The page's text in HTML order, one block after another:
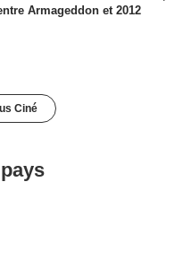
Armageddon et 2012
Ciné